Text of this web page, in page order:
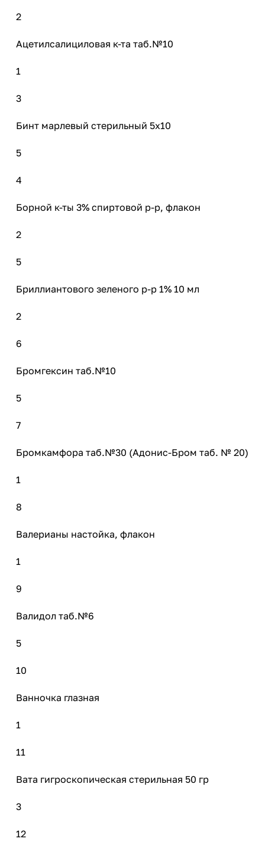
2
Ацетилсалициловая к-та таб.№10
1
3
Бинт марлевый стерильный 5х10
5
4
Борной к-ты 3% спиртовой р-р, флакон
2
5
Бриллиантового зеленого р-р 1% 10 мл
2
6
Бромгексин таб.№10
5
7
Бромкамфора таб.№30 (Адонис-Бром таб. № 20)
1
8
Валерианы настойка, флакон
1
9
Валидол таб.№6
5
10
Ванночка глазная
1
11
Вата гигроскопическая стерильная 50 гр
3
12